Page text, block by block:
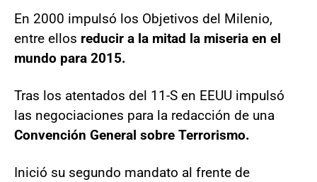
En 2000 impulsó los Objetivos del Milenio,
entre ellos reducir a la mitad la miseria en el
mundo para 2015.
Tras los atentados del 11-S en EEUU impulsó
las negociaciones para la redacción de una
Convención General sobre Terrorismo.
Inició su segundo mandato al frente de